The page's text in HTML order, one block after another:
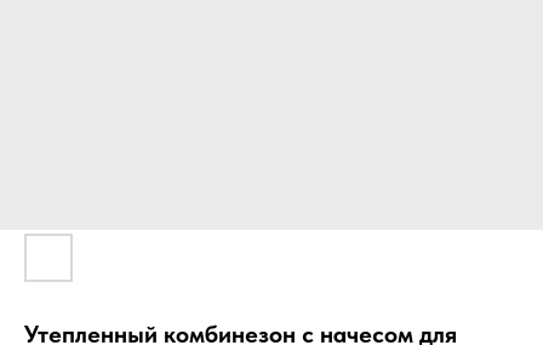
Утепленный комбинезон с начесом для